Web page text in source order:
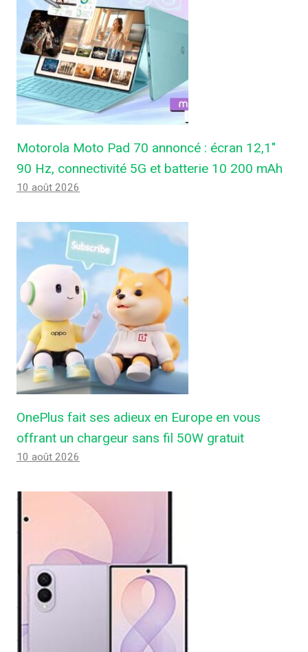
Motorola Moto Pad 70 annoncé : écran 12,1″
90 Hz, connectivité 5G et batterie 10 200 mAh
10 août 2026
OnePlus fait ses adieux en Europe en vous
offrant un chargeur sans fil 50W gratuit
10 août 2026